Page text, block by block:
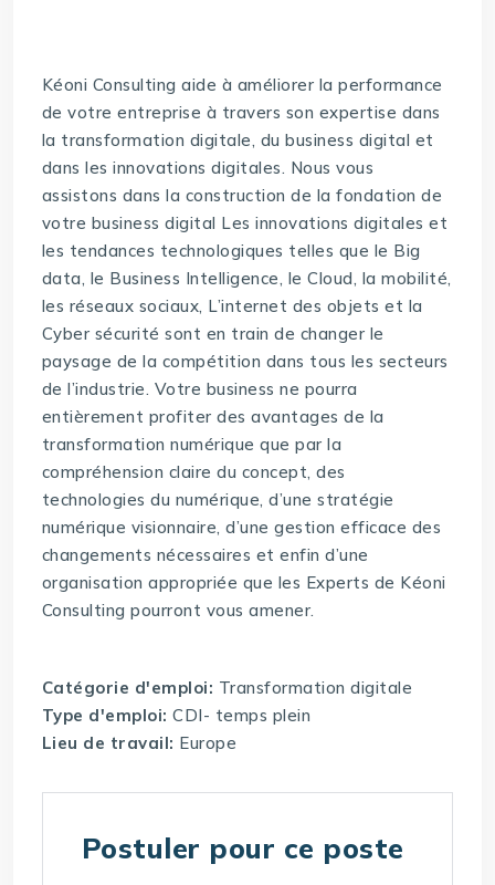
Kéoni Consulting aide à améliorer la performance
de votre entreprise à travers son expertise dans
la transformation digitale, du business digital et
dans les innovations digitales. Nous vous
assistons dans la construction de la fondation de
votre business digital Les innovations digitales et
les tendances technologiques telles que le Big
data, le Business Intelligence, le Cloud, la mobilité,
les réseaux sociaux, L’internet des objets et la
Cyber sécurité sont en train de changer le
paysage de la compétition dans tous les secteurs
de l’industrie. Votre business ne pourra
entièrement profiter des avantages de la
transformation numérique que par la
compréhension claire du concept, des
technologies du numérique, d’une stratégie
numérique visionnaire, d’une gestion efficace des
changements nécessaires et enfin d’une
organisation appropriée que les Experts de Kéoni
Consulting pourront vous amener.
Catégorie d'emploi: Transformation digitale
Type d'emploi:CDI- temps plein
Lieu de travail: Europe
Postuler pour ce poste